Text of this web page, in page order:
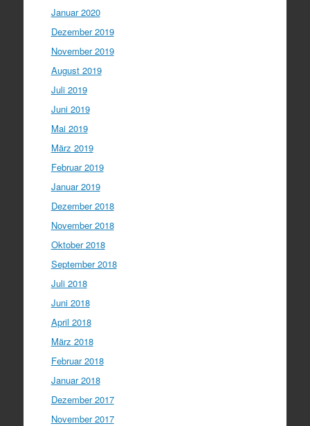
Januar 2020
Dezember 2019
November 2019
August 2019
Juli 2019
Juni 2019
Mai 2019
März 2019
Februar 2019
Januar 2019
Dezember 2018
November 2018
Oktober 2018
September 2018
Juli 2018
Juni 2018
April 2018
März 2018
Februar 2018
Januar 2018
Dezember 2017
November 2017